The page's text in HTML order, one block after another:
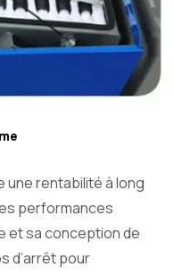
une rentabilité à long
performances
et sa conception de
d’arrêt pour